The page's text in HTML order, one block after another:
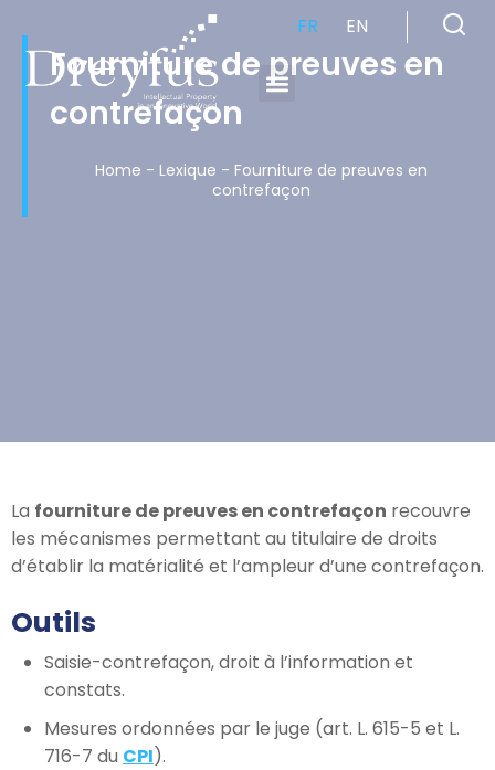
FR EN
Fourniture de preuves en
contrefaçon
Home - Lexique - Fourniture de preuves en
contrefaçon
La fourniture de preuves en contrefaçon recouvre
les mécanismes permettant au titulaire de droits
d’établir la matérialité et l’ampleur d’une contrefaçon.
Outils
Saisie-contrefaçon, droit à l’information et
constats.
Mesures ordonnées par le juge (art. L. 615-5 et L.
716-7 du CPI).